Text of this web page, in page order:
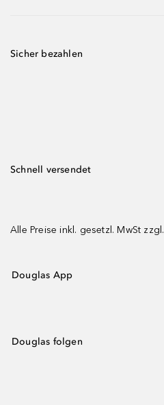
Sicher bezahlen
Schnell versendet
Alle Preise inkl. gesetzl. MwSt zzgl.
Douglas App
Douglas folgen